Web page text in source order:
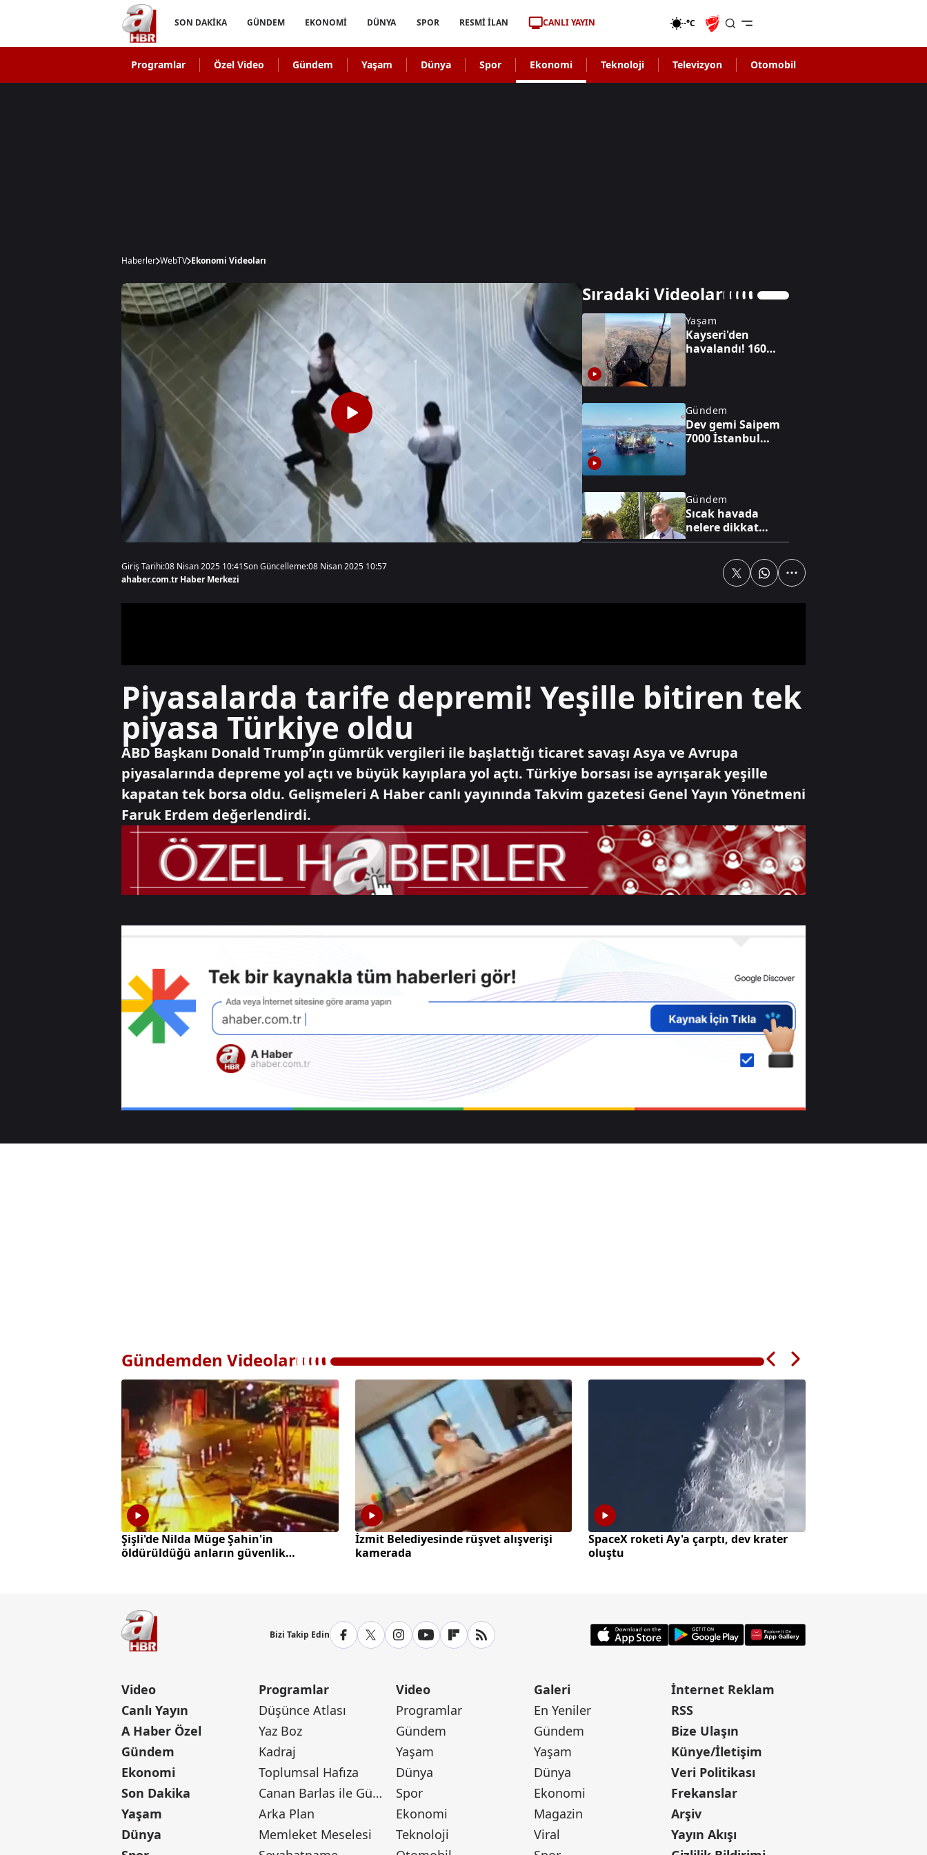
SON DAKİKA GÜNDEM EKONOMİ DÜNYA SPOR RESMİ İLAN CANLI YAYIN -°C
Programlar Özel Video Gündem Yaşam Dünya Spor Ekonomi Teknoloji Televizyon Otomobil
Haberler WebTV Ekonomi Videoları
Sıradaki Videolar
Yaşam
Kayseri'den
havalandı! 160
Gündem
Dev gemi Saipem
7000 İstanbul
Gündem
Sıcak havada
nelere dikkat
edilmeli?
Bahçelievler'de 4
Trump'tan
sahnede hızlı
yakaladı
Yaşam
Öldürdüğü
komşusunun evini
verdi
Giriş Tarihi:08 Nisan 2025 10:41Son Güncelleme:08 Nisan 2025 10:57
ahaber.com.tr Haber Merkezi
Piyasalarda tarife depremi! Yeşille bitiren tek
piyasa Türkiye oldu
ABD Başkanı Donald Trump’ın gümrük vergileri ile başlattığı ticaret savaşı Asya ve Avrupa
piyasalarında depreme yol açtı ve büyük kayıplara yol açtı. Türkiye borsası ise ayrışarak yeşille
kapatan tek borsa oldu. Gelişmeleri A Haber canlı yayınında Takvim gazetesi Genel Yayın Yönetmeni
Faruk Erdem değerlendirdi.
Gündemden Videolar
Şişli'de Nilda Müge Şahin'in
öldürüldüğü anların güvenlik
İzmit Belediyesinde rüşvet alışverişi
kamerada
SpaceX roketi Ay'a çarptı, dev krater
oluştu
Bizi Takip Edin
Video
Canlı Yayın
A Haber Özel
Gündem
Ekonomi
Son Dakika
Yaşam
Dünya
Programlar
Düşünce Atlası
Yaz Boz
Kadraj
Toplumsal Hafıza
Canan Barlas ile Gündem
Arka Plan
Memleket Meselesi
Video
Programlar
Gündem
Yaşam
Dünya
Spor
Ekonomi
Teknoloji
Galeri
En Yeniler
Gündem
Yaşam
Dünya
Ekonomi
Magazin
Viral
İnternet Reklam
RSS
Bize Ulaşın
Künye/İletişim
Veri Politikası
Frekanslar
Arşiv
Yayın Akışı